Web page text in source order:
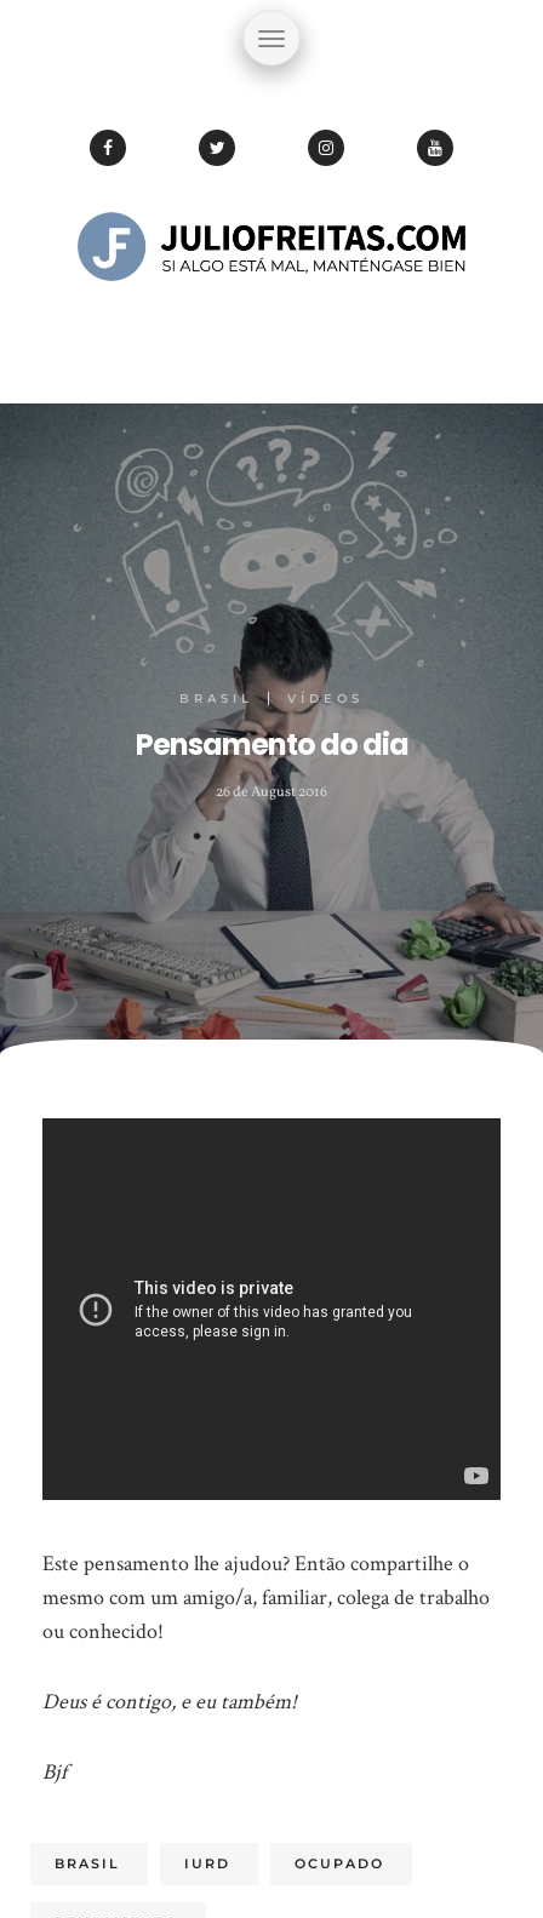
BRASIL VÍDEOS
Pensamento do dia
26 de August 2016
Este pensamento lhe ajudou? Então compartilhe o
mesmo com um amigo/a, familiar, colega de trabalho
ou conhecido!
Deus é contigo, e eu também!
Bjf
BRASIL IURD OCUPADO